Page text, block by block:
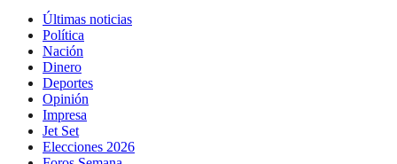
Últimas noticias
Política
Nación
Dinero
Deportes
Opinión
Impresa
Jet Set
Elecciones 2026